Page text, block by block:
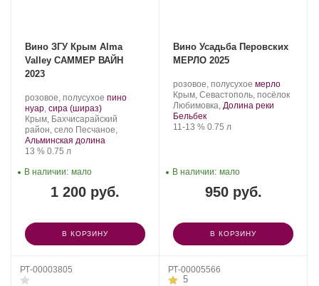
Вино ЗГУ Крым Alma
Valley САММЕР ВАЙН
2023
Производитель:
Alma
Valley.
розовое, полусухое .
винограда:
пино
нуар, сира (шираз).
Регион:
Крым, Бахчисарайский
район, село Песчаное,
Альминская долина
Крепость
13 %. Объем
0.75 л
1 200 руб.
В наличии: мало
В КОРЗИНУ
Вино Усадьба Перовских
МЕРЛО 2025
Производитель:
Усадьба
Перовских.
розовое, полусухое .
Сорт
винограда:
мерло.
Регион:
Крым, Севастополь, посёлок
Любимовка, Долина реки
Бельбек
Крепость
11-13 %. Объем
0.75 л
950 руб.
В наличии: мало
В КОРЗИНУ
РТ-00003805 РТ-00005566
5